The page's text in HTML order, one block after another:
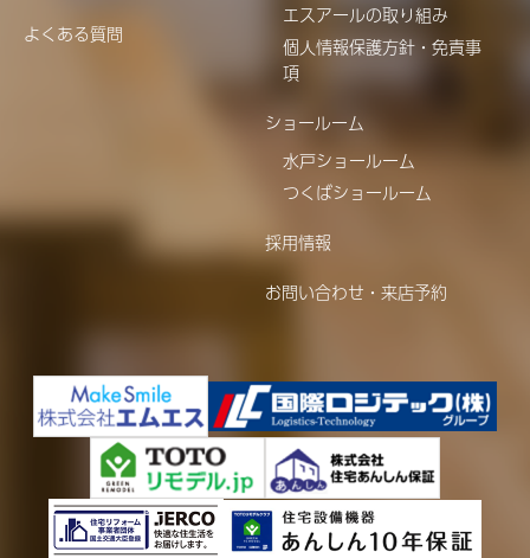
よくある質問
エスアールの取り組み
個人情報保護方針・免責事
項
ショールーム
水戸ショールーム
つくばショールーム
採用情報
お問い合わせ・来店予約